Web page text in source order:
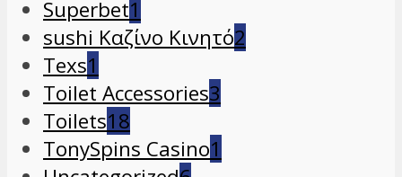
Superbet1
sushi Καζίνο Κινητό2
Texs1
Toilet Accessories3
Toilets18
TonySpins Casino1